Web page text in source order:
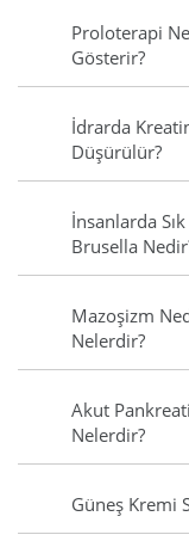
Proloterapi
Gösterir?
İdrarda
Düşürülür?
İnsanlarda
Brusella
Mazoşizm
Nelerdir?
Akut
Nelerdir?
Güneş Kremi